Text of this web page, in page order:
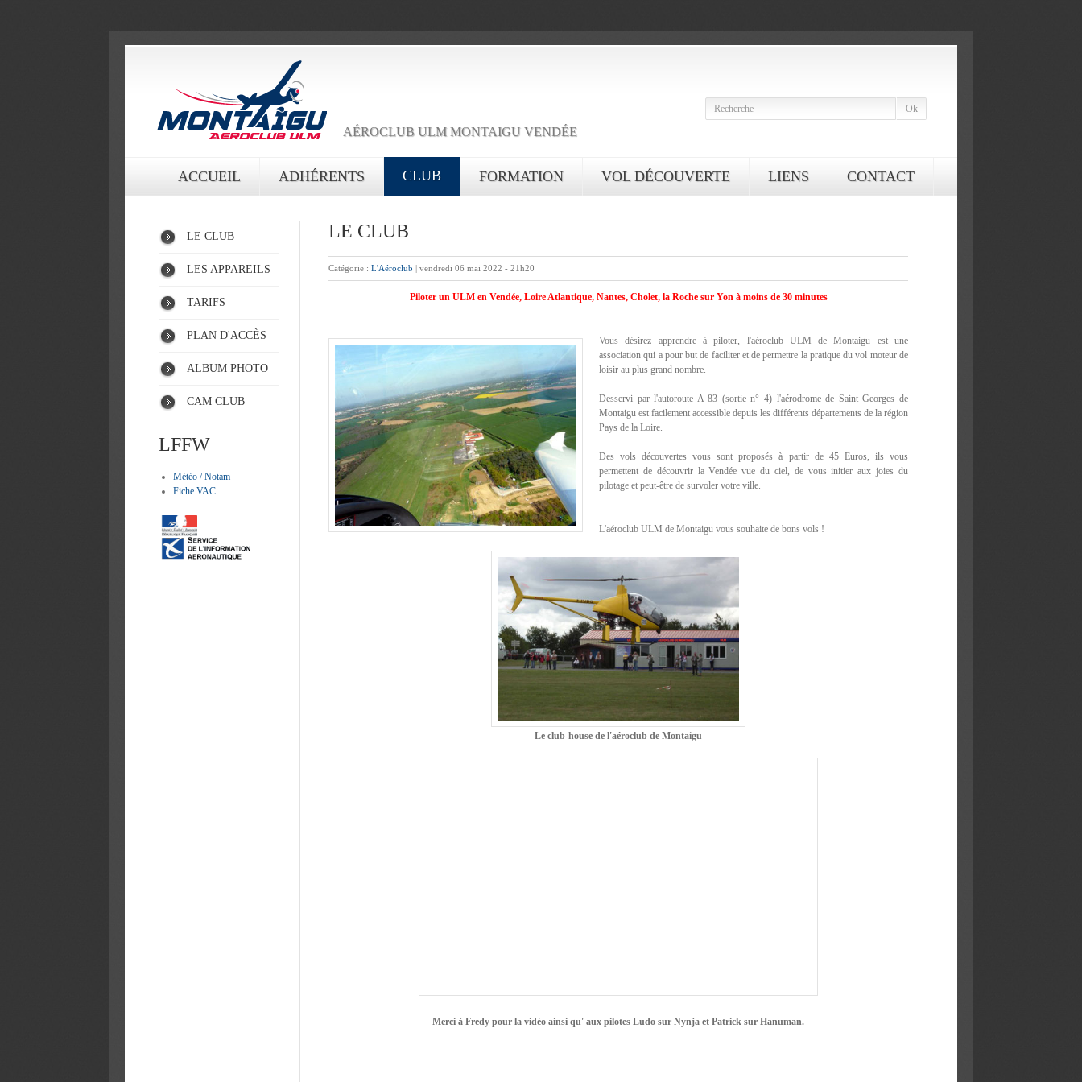
AÉROCLUB ULM MONTAIGU VENDÉE
ACCUEIL ADHÉRENTS CLUB FORMATION VOL DÉCOUVERTE LIENS CONTACT
LE CLUB
LES APPAREILS
TARIFS
PLAN D'ACCÈS
ALBUM PHOTO
CAM CLUB
LFFW
Météo / Notam
Fiche VAC
LE CLUB
Catégorie : L'Aéroclub | vendredi 06 mai 2022 - 21h20
Piloter un ULM en Vendée, Loire Atlantique, Nantes, Cholet, la Roche sur Yon à moins de 30 minutes
Vous désirez apprendre à piloter, l'aéroclub ULM de Montaigu est une
association qui a pour but de faciliter et de permettre la pratique du vol moteur de
loisir au plus grand nombre.
Desservi par l'autoroute A 83 (sortie n° 4) l'aérodrome de Saint Georges de
Montaigu est facilement accessible depuis les différents départements de la région
Pays de la Loire.
Des vols découvertes vous sont proposés à partir de 45 Euros, ils vous
permettent de découvrir la Vendée vue du ciel, de vous initier aux joies du
pilotage et peut-être de survoler votre ville.
L'aéroclub ULM de Montaigu vous souhaite de bons vols !
Le club-house de l'aéroclub de Montaigu
Merci à Fredy pour la vidéo ainsi qu' aux pilotes Ludo sur Nynja et Patrick sur Hanuman.